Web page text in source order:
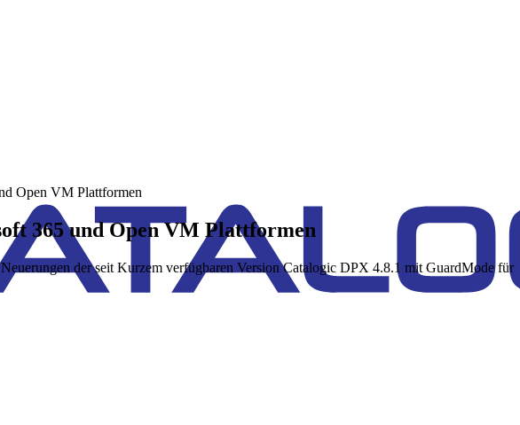
Open VM Plattformen
365 und Open VM Plattformen
der seit Kurzem verfügbaren Version Catalogic DPX 4.8.1 mit GuardMode für